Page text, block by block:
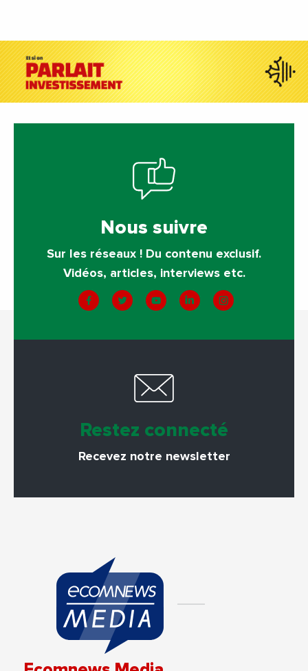
Nous suivre
Sur les réseaux ! Du contenu exclusif.
Vidéos, articles, interviews etc.
Restez connecté
Recevez notre newsletter